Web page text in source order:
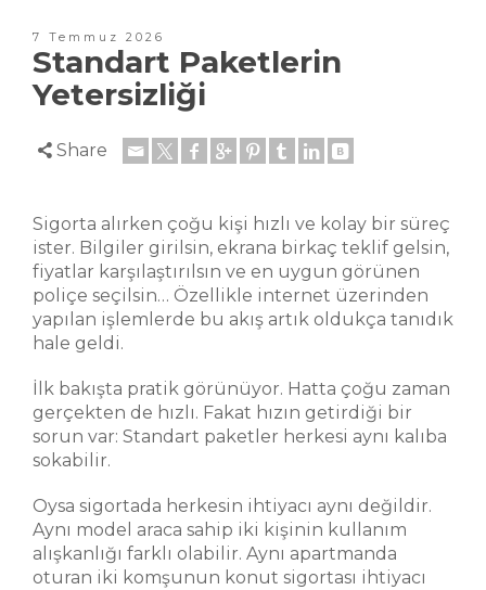
7 Temmuz 2026
Standart Paketlerin
Yetersizliği
Share
Sigorta alırken çoğu kişi hızlı ve kolay bir süreç
ister. Bilgiler girilsin, ekrana birkaç teklif gelsin,
fiyatlar karşılaştırılsın ve en uygun görünen
poliçe seçilsin… Özellikle internet üzerinden
yapılan işlemlerde bu akış artık oldukça tanıdık
hale geldi.
İlk bakışta pratik görünüyor. Hatta çoğu zaman
gerçekten de hızlı. Fakat hızın getirdiği bir
sorun var: Standart paketler herkesi aynı kalıba
sokabilir.
Oysa sigortada herkesin ihtiyacı aynı değildir.
Aynı model araca sahip iki kişinin kullanım
alışkanlığı farklı olabilir. Aynı apartmanda
oturan iki komşunun konut sigortası ihtiyacı